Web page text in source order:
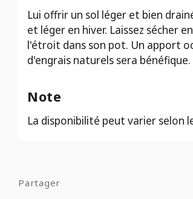
Lui offrir un sol léger et bien
et léger en hiver. Laissez sécher
l'étroit dans son pot. Un apport
d'engrais naturels sera bénéfique.
Note
La disponibilité peut varier selon
Partager